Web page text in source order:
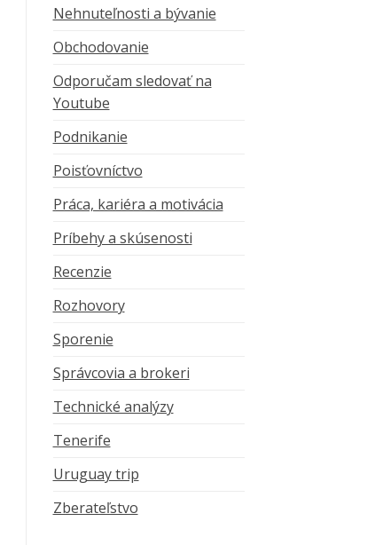
Nehnuteľnosti a bývanie
Obchodovanie
Odporučam sledovať na
Youtube
Podnikanie
Poisťovníctvo
Práca, kariéra a motivácia
Príbehy a skúsenosti
Recenzie
Rozhovory
Sporenie
Správcovia a brokeri
Technické analýzy
Tenerife
Uruguay trip
Zberateľstvo